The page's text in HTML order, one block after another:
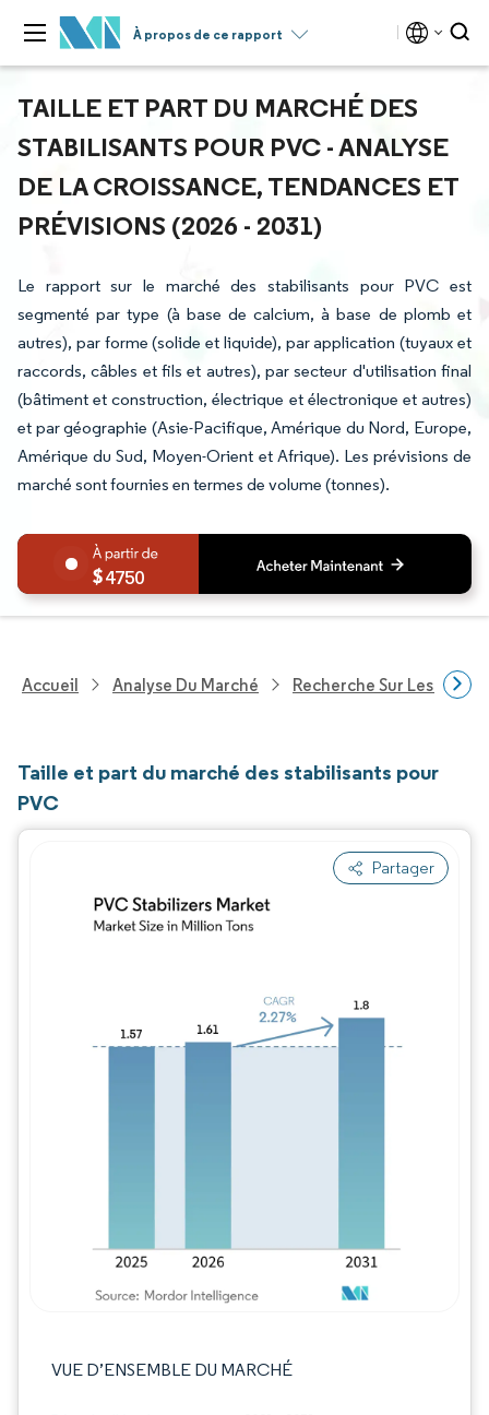
À propos de ce rapport
TAILLE ET PART DU MARCHÉ DES
STABILISANTS POUR PVC - ANALYSE
DE LA CROISSANCE, TENDANCES ET
PRÉVISIONS (2026 - 2031)
Le rapport sur le marché des stabilisants pour PVC est
segmenté par type (à base de calcium, à base de plomb et
autres), par forme (solide et liquide), par application (tuyaux et
raccords, câbles et fils et autres), par secteur d'utilisation final
(bâtiment et construction, électrique et électronique et autres)
et par géographie (Asie-Pacifique, Amérique du Nord, Europe,
Amérique du Sud, Moyen-Orient et Afrique). Les prévisions de
marché sont fournies en termes de volume (tonnes).
4750
Accueil Analyse Du Marché Recherche Sur Les
Taille et part du marché des stabilisants pour
PVC
Partager
VUE D’ENSEMBLE DU MARCHÉ